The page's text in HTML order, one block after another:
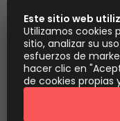
Yta
Parte de
Instant Group
Mapa del sitio
Declaración sobre la
Este sitio web
Utilizamos cookies
sitio, analizar su
esfuerzos de
hacer clic en
de cookies propias